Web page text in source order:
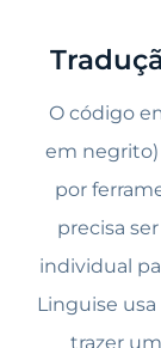
O código
em negrito)
por
precisa
individual
Linguise
trazer